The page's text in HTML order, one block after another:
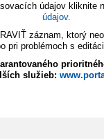
údajov kliknite
údajov.
záznam, ktorý
pri problémoch s
služieb: